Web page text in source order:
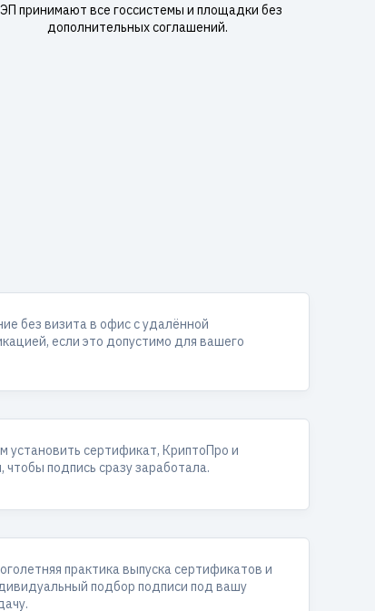
принимают все госсистемы и площадки без
дополнительных соглашений.
без визита в офис с удалённой
если это допустимо для вашего
установить сертификат, КриптоПро и
чтобы подпись сразу заработала.
практика выпуска сертификатов и
подбор подписи под вашу